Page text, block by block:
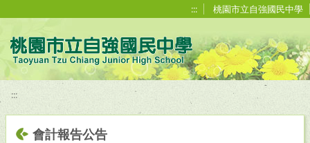
::: 桃園市立自強國民中學
:::
會計報告公告